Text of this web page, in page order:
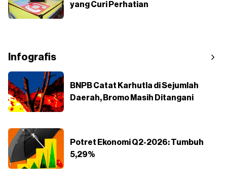
yang Curi Perhatian
Infografis
BNPB Catat Karhutla di Sejumlah
Daerah, Bromo Masih Ditangani
Potret Ekonomi Q2-2026: Tumbuh
5,29%